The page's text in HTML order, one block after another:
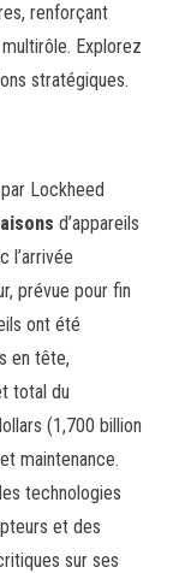
renforçant
Explorez
stratégiques.
Lockheed
d’appareils
l’arrivée
prévue pour fin
ont été
en tête,
total du
(1,700 billion
maintenance.
technologies
et des
sur ses